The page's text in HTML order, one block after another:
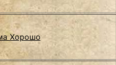
Хорошо